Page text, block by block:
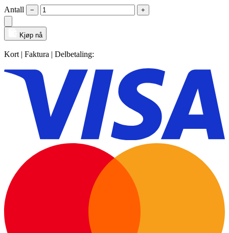
Antall − +
Kjøp nå
Kort | Faktura | Delbetaling: